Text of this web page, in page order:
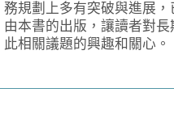
務規劃上多有突破與進展
由本書的出版，讓讀者對
此相關議題的興趣和關心。